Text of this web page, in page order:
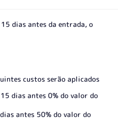
dias antes da entrada, o
custos serão aplicados
dias antes 0% do valor do
antes 50% do valor do